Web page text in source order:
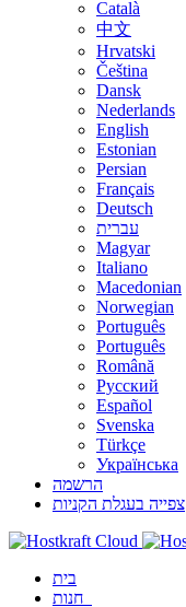
Català
中文
Hrvatski
Čeština
Dansk
Nederlands
English
Estonian
Persian
Français
Deutsch
עברית
Magyar
Italiano
Macedonian
Norwegian
Português
Português
Română
Русский
Español
Svenska
Türkçe
Українська
הרשמה
צפייה בעגלת הקניות
בית